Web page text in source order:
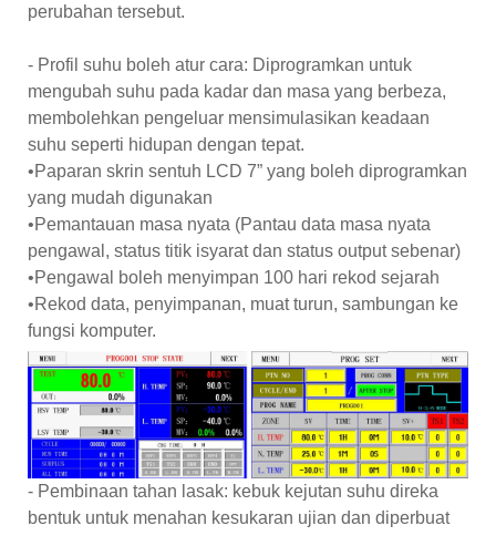
perubahan tersebut.
- Profil suhu boleh atur cara: Diprogramkan untuk
mengubah suhu pada kadar dan masa yang berbeza,
membolehkan pengeluar mensimulasikan keadaan
suhu seperti hidupan dengan tepat.
•Paparan skrin sentuh LCD 7” yang boleh diprogramkan
yang mudah digunakan
•Pemantauan masa nyata (Pantau data masa nyata
pengawal, status titik isyarat dan status output sebenar)
•Pengawal boleh menyimpan 100 hari rekod sejarah
•Rekod data, penyimpanan, muat turun, sambungan ke
fungsi komputer.
- Pembinaan tahan lasak: kebuk kejutan suhu direka
bentuk untuk menahan kesukaran ujian dan diperbuat